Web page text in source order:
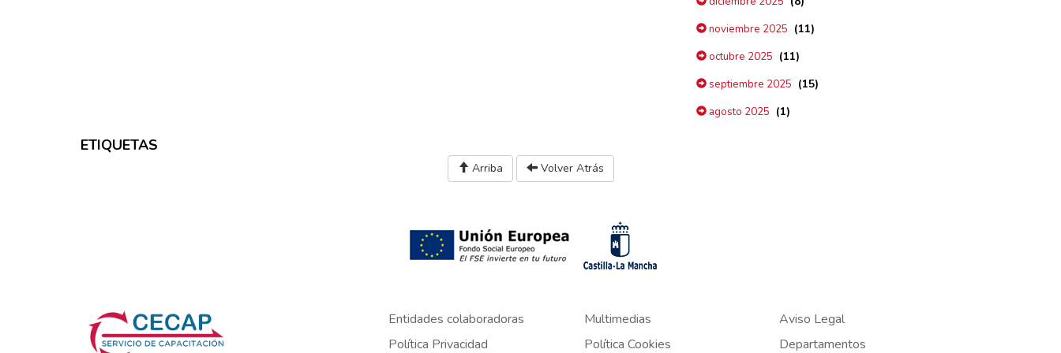
noviembre 2025 (11)
octubre 2025 (11)
septiembre 2025 (15)
agosto 2025 (1)
ETIQUETAS
Arriba Volver Atrás
Entidades colaboradoras Multimedias
Aviso Legal
Política Privacidad
Política Cookies Departamentos